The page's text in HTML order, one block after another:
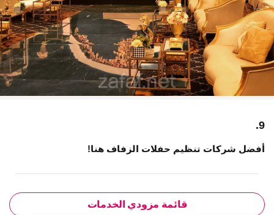
9.
أفضل شركات تنظيم حفلات الزفاف هنا!
قائمة مزودي الخدمات